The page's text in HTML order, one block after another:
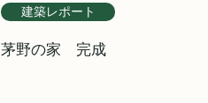
建築レポート
茅野の家 完成